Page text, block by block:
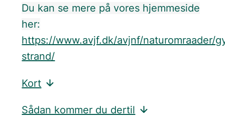
Du kan se mere på vores hjemmeside
her:
https://www.avjf.dk/avjnf/naturomraader/
strand/
Kort
Sådan kommer du dertil